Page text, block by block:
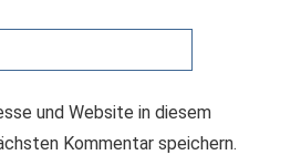
und Website in diesem
Kommentar speichern.